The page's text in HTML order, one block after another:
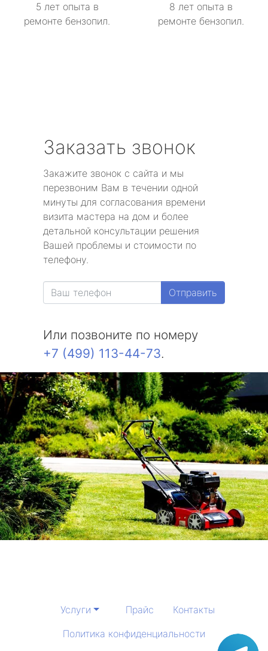
5 лет опыта в
ремонте бензопил.
8 лет опыта в
ремонте бензопил.
Заказать звонок
Закажите звонок с сайта и мы
перезвоним Вам в течении одной
минуты для согласования времени
визита мастера на дом и более
детальной консультации решения
Вашей проблемы и стоимости по
телефону.
Отправить
Или позвоните по номеру
+7 (499) 113-44-73.
Услуги Прайс
Контакты
Политика конфиденциальности